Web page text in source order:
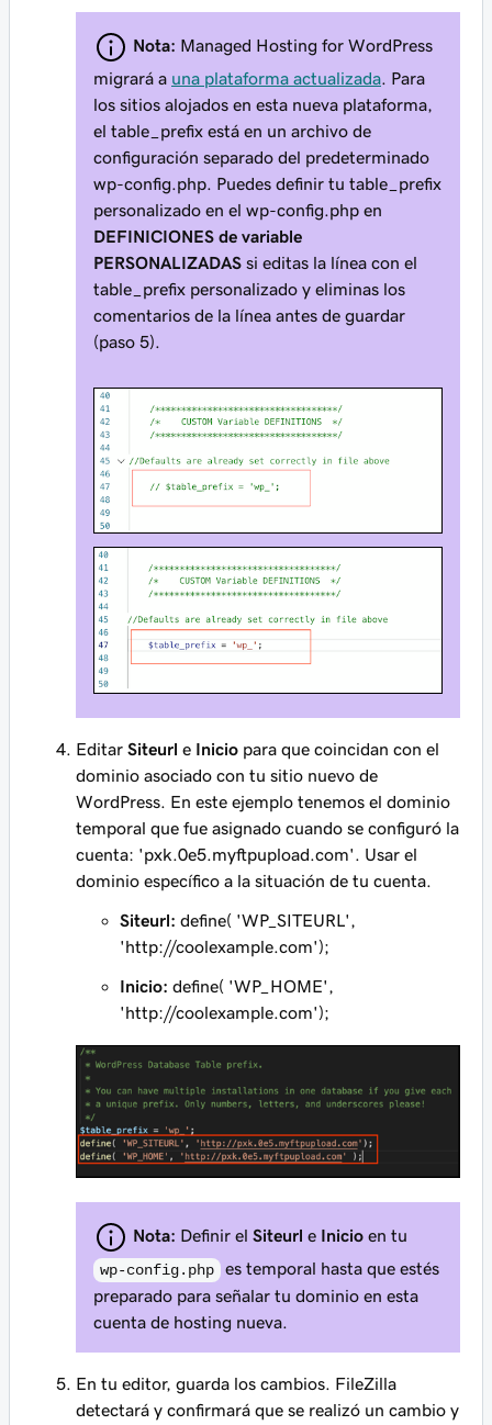
Nota: Managed Hosting for WordPress
migrará a una plataforma actualizada . Para
los sitios alojados en esta nueva plataforma,
el table_prefix está en un archivo de
configuración separado del predeterminado
wp-config.php. Puedes definir tu table_prefix
personalizado en el wp-config.php en
DEFINICIONES de variable
PERSONALIZADAS si editas la línea con el
table_prefix personalizado y eliminas los
comentarios de la línea antes de guardar
(paso 5).
Editar Siteurl e Inicio para que coincidan con el
dominio asociado con tu sitio nuevo de
WordPress. En este ejemplo tenemos el dominio
temporal que fue asignado cuando se configuró la
cuenta: 'pxk.0e5.myftpupload.com'. Usar el
dominio específico a la situación de tu cuenta.
Siteurl: define( 'WP_SITEURL',
'http://coolexample.com');
Inicio: define( 'WP_HOME',
'http://coolexample.com');
Nota: Definir el Siteurl e Inicio en tu
wp-config.php es temporal hasta que estés
preparado para señalar tu dominio en esta
cuenta de hosting nueva.
En tu editor, guarda los cambios. FileZilla
detectará y confirmará que se realizó un cambio y